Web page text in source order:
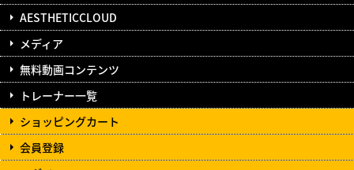
AESTHETICCLOUD
メディア
無料動画コンテンツ
トレーナー一覧
ショッピングカート
会員登録